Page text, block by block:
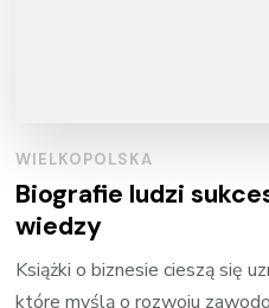
WIELKOPOLSKA
Biografie ludzi
wiedzy
Książki o biznesie cieszą się
które myślą o rozwoju